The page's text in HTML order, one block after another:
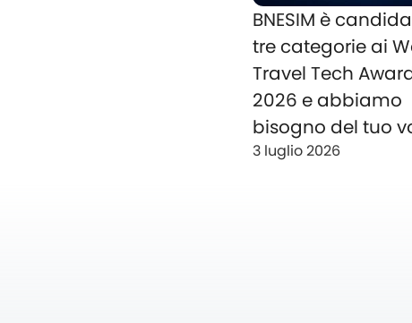
BNESIM è
tre categorie ai
Travel Tech
2026 e abbiamo
bisogno del tuo
3 luglio 2026